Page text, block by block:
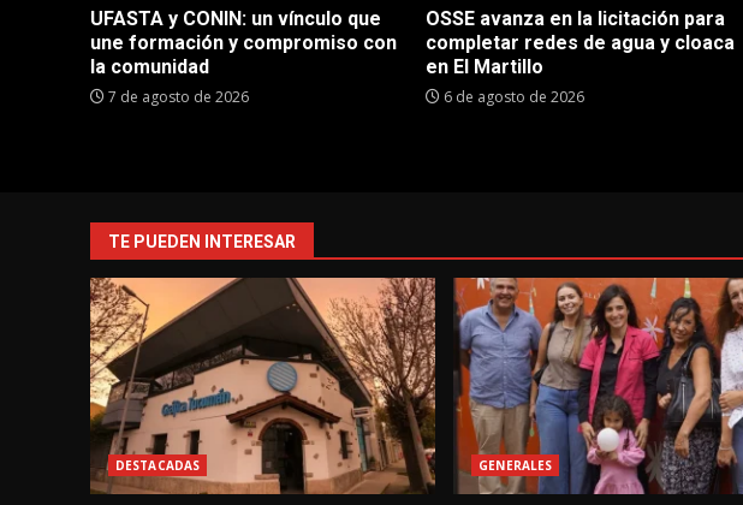
UFASTA y CONIN: un vínculo que
une formación y compromiso con
la comunidad
7 de agosto de 2026
OSSE avanza en la licitación para
completar redes de agua y cloaca
en El Martillo
6 de agosto de 2026
TE PUEDEN INTERESAR
DESTACADAS GENERALES